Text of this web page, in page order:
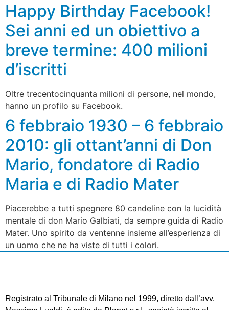
Happy Birthday Facebook!
Sei anni ed un obiettivo a
breve termine: 400 milioni
d’iscritti
Oltre trecentocinquanta milioni di persone, nel mondo,
hanno un profilo su Facebook.
6 febbraio 1930 – 6 febbraio
2010: gli ottant’anni di Don
Mario, fondatore di Radio
Maria e di Radio Mater
Piacerebbe a tutti spegnere 80 candeline con la lucidità
mentale di don Mario Galbiati, da sempre guida di Radio
Mater. Uno spirito da ventenne insieme all’esperienza di
un uomo che ne ha viste di tutti i colori.
Registrato al Tribunale di Milano nel 1999, diretto dall’avv.